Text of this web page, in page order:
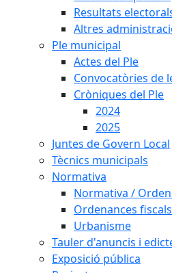
Resultats
Altres
Ple municipal
Actes del Ple
Convocatòries de
Cròniques del Ple
2024
2025
Juntes de Govern Local
Tècnics municipals
Normativa
Normativa /
Ordenances fiscals
Urbanisme
Tauler d'anuncis i
Exposició pública